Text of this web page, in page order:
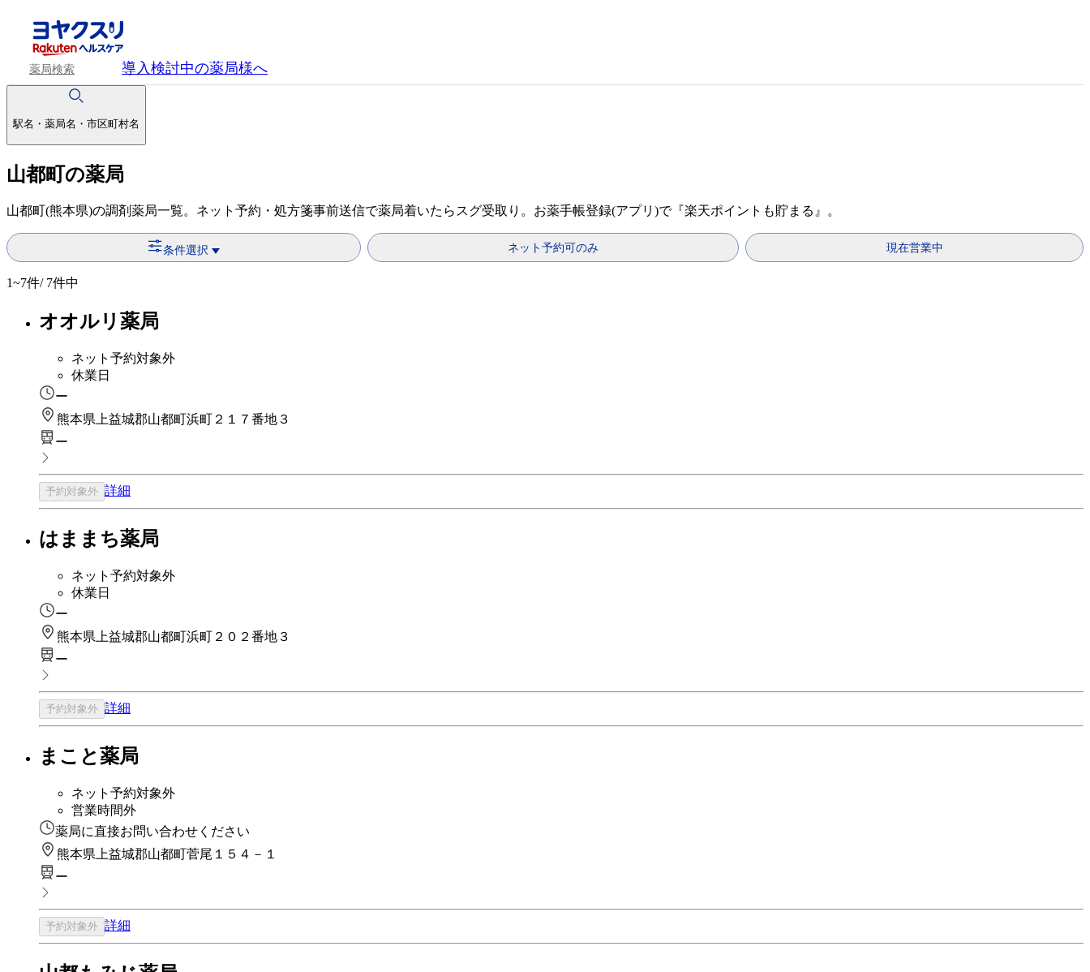
薬局検索 導入検討中の薬局様へ
駅名・薬局名・市区町村名
山都町の薬局
山都町(熊本県)の調剤薬局一覧。ネット予約・処方箋事前送信で薬局着いたらスグ受取り。お薬手帳登録(アプリ)で『楽天ポイントも貯まる』。
条件選択 ネット予約可のみ 現在営業中
1~7件/ 7件中
オオルリ薬局
ネット予約対象外
休業日
ー
熊本県上益城郡山都町浜町２１７番地３
ー
予約対象外 詳細
はままち薬局
ネット予約対象外
休業日
ー
熊本県上益城郡山都町浜町２０２番地３
ー
予約対象外 詳細
まこと薬局
ネット予約対象外
営業時間外
薬局に直接お問い合わせください
熊本県上益城郡山都町菅尾１５４－１
ー
予約対象外 詳細